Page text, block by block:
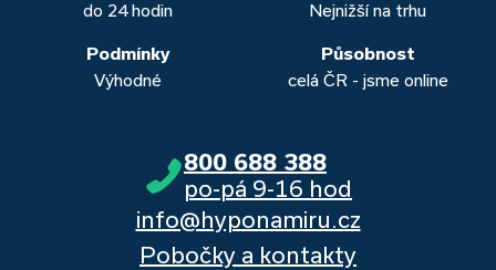
do 24 hodin
Nejnižší na trhu
Podmínky
Výhodné
Působnost
celá ČR - jsme online
800 688 388
po-pá 9-16 hod
info@hyponamiru.cz
Pobočky a kontakty